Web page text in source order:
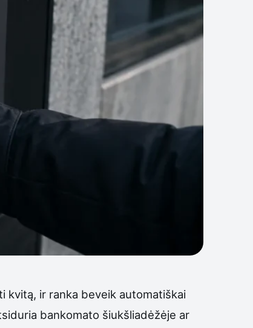
kvitą, ir ranka beveik automatiškai
bankomato šiukšliadėžėje ar